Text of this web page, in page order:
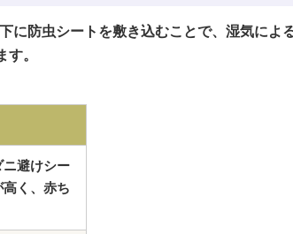
に防虫シートを敷き込むことで、湿気に
。
避けシー
高く、赤ち